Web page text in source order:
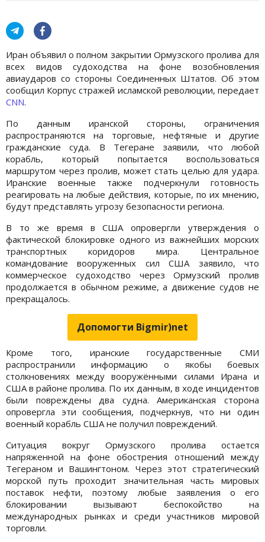
Иран объявил о полном закрытии Ормузского пролива для
всех видов судоходства на фоне возобновления
авиаударов со стороны Соединенных Штатов. Об этом
сообщил Корпус стражей исламской революции, передает
CNN.
По данным иранской стороны, ограничения
распространяются на торговые, нефтяные и другие
гражданские суда. В Тегеране заявили, что любой
корабль, который попытается воспользоваться
маршрутом через пролив, может стать целью для удара.
Иранские военные также подчеркнули готовность
реагировать на любые действия, которые, по их мнению,
будут представлять угрозу безопасности региона.
В то же время в США опровергли утверждения о
фактической блокировке одного из важнейших морских
транспортных коридоров мира. Центральное
командование вооруженных сил США заявило, что
коммерческое судоходство через Ормузский пролив
продолжается в обычном режиме, а движение судов не
прекращалось.
Допомогти Bigmir)net
Кроме того, иранские государственные СМИ
распространили информацию о якобы боевых
столкновениях между вооружёнными силами Ирана и
США в районе пролива. По их данным, в ходе инцидентов
были повреждены два судна. Американская сторона
опровергла эти сообщения, подчеркнув, что ни один
военный корабль США не получил повреждений.
Ситуация вокруг Ормузского пролива остается
напряженной на фоне обострения отношений между
Тегераном и Вашингтоном. Через этот стратегический
морской путь проходит значительная часть мировых
поставок нефти, поэтому любые заявления о его
блокировании вызывают беспокойство на
международных рынках и среди участников мировой
торговли.